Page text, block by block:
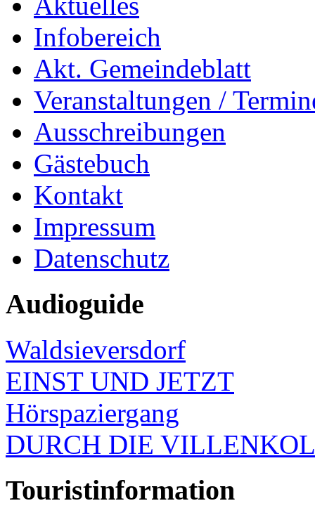
Infobereich
Akt. Gemeindeblatt
Veranstaltungen /
Ausschreibungen
Gästebuch
Kontakt
Impressum
Datenschutz
Audioguide
Waldsieversdorf
EINST UND JETZT
Hörspaziergang
DURCH DIE
Touristinformation